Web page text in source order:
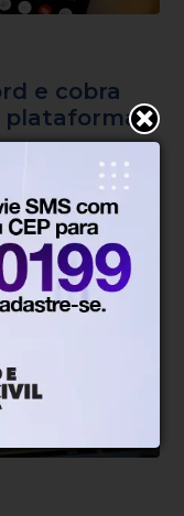
e cobra
plataforma
live na